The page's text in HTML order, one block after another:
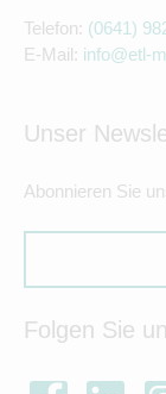
Telefon: (0641)
E-Mail: info@etl-
Unser
Abonnieren Sie
Folgen Sie